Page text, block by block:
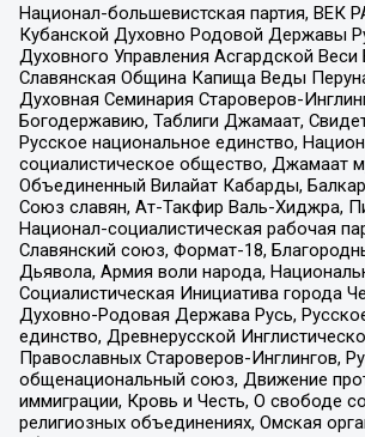
Национал-большевистская партия, ВЕК
Кубанской Духовно Родовой Державы
Духовного Управления Асгардской Веси
Славянская Община Капища Веды
Духовная Семинария Староверов-
Богодержавию, Таблиги Джамаат,
Русское национальное единство,
социалистическое общество, Джамаат
Объединенный Вилайат Кабарды,
Союз славян, Ат-Такфир Валь-Хиджра,
Национал-социалистическая рабочая
Славянский союз, Формат-18,
Дьявола, Армия воли народа,
Социалистическая Инициатива города
Духовно-Родовая Держава Русь,
единство, Древнерусской
Православных Староверов-Инглингов,
общенациональный союз, Движение
иммиграции, Кровь и Честь, О свободе
религиозных объединениях, Омская